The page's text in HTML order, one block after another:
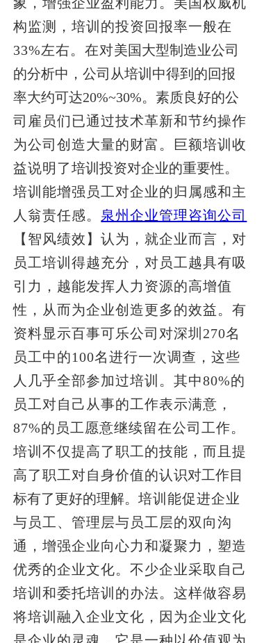
构监测，培训的投资回报率一般在
33%左右。在对美国大型制造业公司
的分析中，公司从培训中得到的回报
率大约可达20%~30%。素质良好的公
司雇员们已通过技术革新和节约操作
为公司创造大量的财富。巨额培训收
益说明了培训投资对企业的重要性。
培训能增强员工对企业的归属感和主
人翁责任感。 泉州企业管理咨询公司
【智风绩效】认为，就企业而言，对
员工培训得越充分，对员工越具有吸
引力，越能发挥人力资源的高增值
性，从而为企业创造更多的效益。有
资料显示百事可乐公司对深圳270名
员工中的100名进行一次调查，这些
人几乎全部参加过培训。其中80%的
员工对自己从事的工作表示满意，
87%的员工愿意继续留在公司工作。
培训不仅提高了职工的技能，而且提
高了职工对自身价值的认识对工作目
标有了更好的理解。培训能促进企业
与员工、管理层与员工层的双向沟
通，增强企业向心力和凝聚力，塑造
优秀的企业文化。不少企业采取自己
培训和委托培训的办法。这样做容易
将培训融入企业文化，因为企业文化